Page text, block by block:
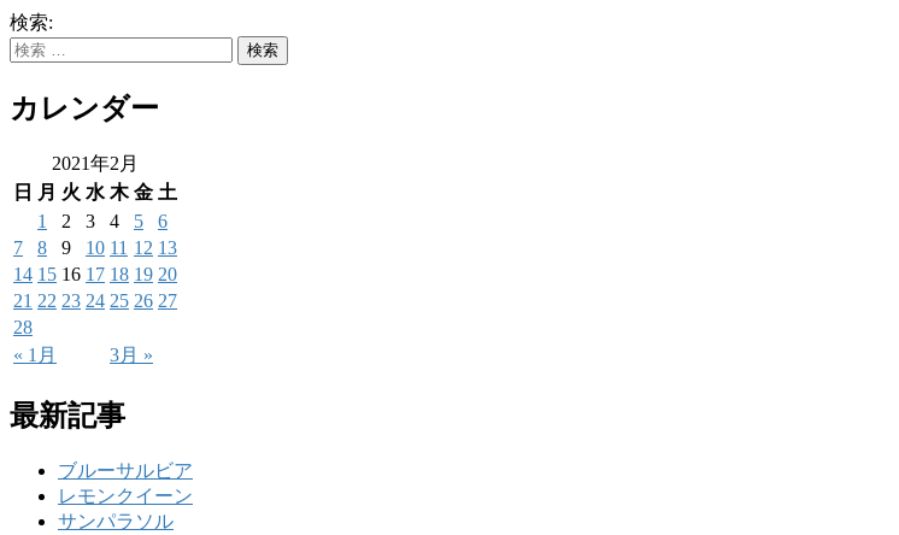
検索:
カレンダー
2021年2月
日
月 火 水 木 金 土
« 1月 3月 »
1 2 3 4 5
6
7
8 9 10 11 12 13
14 15 16 17 18 19 20
21 22 23 24 25 26 27
28
最新記事
ブルーサルビア
レモンクイーン
サンパラソル